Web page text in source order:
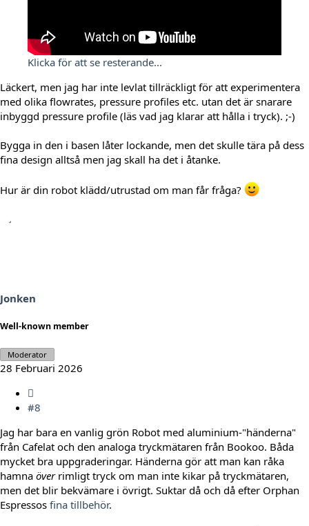
Klicka för att se resterande...
Läckert, men jag har inte levlat tillräckligt för att experimentera
med olika flowrates, pressure profiles etc. utan det är snarare
inbyggd pressure profile (läs vad jag klarar att hålla i tryck). ;-)
Bygga in den i basen låter lockande, men det skulle tära på dess
fina design alltså men jag skall ha det i åtanke.
Hur är din robot klädd/utrustad om man får fråga?
Jonken
Well-known member
Moderator
28 Februari 2026
#8
Jag har bara en vanlig grön Robot med aluminium-"händerna"
från Cafelat och den analoga tryckmätaren från Bookoo. Båda
mycket bra uppgraderingar. Händerna gör att man kan råka
hamna över rimligt tryck om man inte kikar på tryckmätaren,
men det blir bekvämare i övrigt. Suktar då och då efter Orphan
Espressos fina tillbehör.